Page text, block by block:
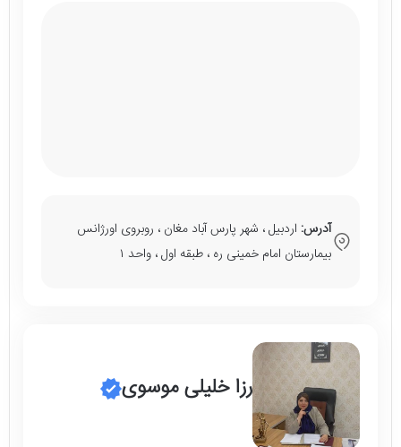
آدرس: اردبیل ، شهر پارس آباد مغان ، روبروی اورژانس
بیمارستان امام خمینی ره ، طبقه اول ، واحد ۱
رزا خلیلی موسوی